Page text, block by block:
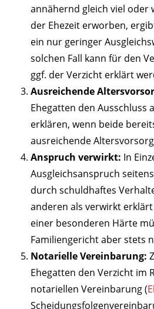
annähernd gleich viel oder
der Ehezeit erworben,
ein nur geringer
solchen Fall kann für den
ggf. der Verzicht erklärt
Ausreichende
Ehegatten den Ausschluss
erklären, wenn beide
ausreichende
Anspruch verwirkt: In
Ausgleichsanspruch
durch schuldhaftes
anderen als verwirkt
einer besonderen Härte
Familiengericht aber stets
Notarielle Vereinbarung:
Ehegatten den Verzicht im
notariellen Vereinbarung (